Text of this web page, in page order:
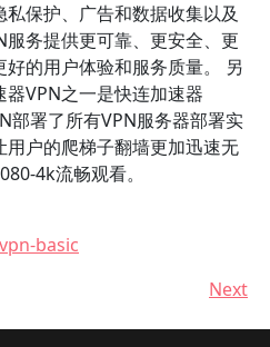
保护、广告和数据收集以及
务提供更可靠、更安全、更
的用户体验和服务质量。 另
VPN之一是快连加速器
部署了所有VPN服务器部署实
户的爬梯子翻墙更加迅速无
4k流畅观看。
basic
Next